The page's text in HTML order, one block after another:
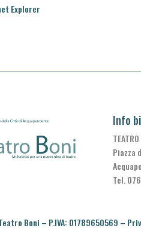
Explorer
Info
Piazza
Tel.
Boni – P.IVA: 01789650569 –